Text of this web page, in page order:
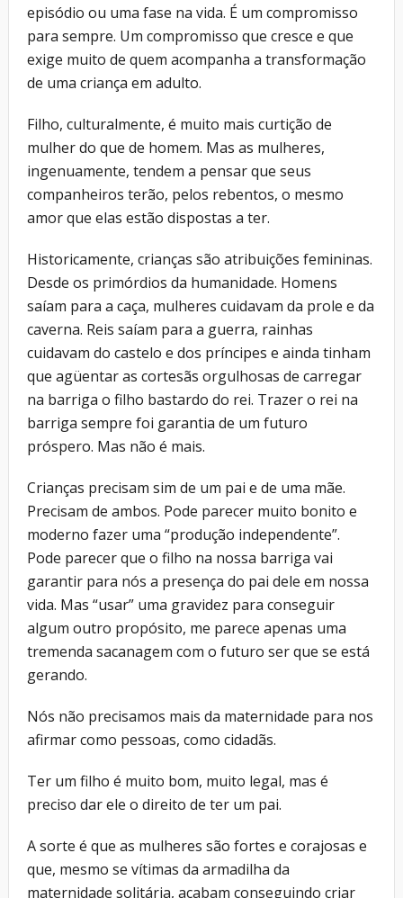
episódio ou uma fase na vida. É um compromisso
para sempre. Um compromisso que cresce e que
exige muito de quem acompanha a transformação
de uma criança em adulto.
Filho, culturalmente, é muito mais curtição de
mulher do que de homem. Mas as mulheres,
ingenuamente, tendem a pensar que seus
companheiros terão, pelos rebentos, o mesmo
amor que elas estão dispostas a ter.
Historicamente, crianças são atribuições femininas.
Desde os primórdios da humanidade. Homens
saíam para a caça, mulheres cuidavam da prole e da
caverna. Reis saíam para a guerra, rainhas
cuidavam do castelo e dos príncipes e ainda tinham
que agüentar as cortesãs orgulhosas de carregar
na barriga o filho bastardo do rei. Trazer o rei na
barriga sempre foi garantia de um futuro
próspero. Mas não é mais.
Crianças precisam sim de um pai e de uma mãe.
Precisam de ambos. Pode parecer muito bonito e
moderno fazer uma “produção independente”.
Pode parecer que o filho na nossa barriga vai
garantir para nós a presença do pai dele em nossa
vida. Mas “usar” uma gravidez para conseguir
algum outro propósito, me parece apenas uma
tremenda sacanagem com o futuro ser que se está
gerando.
Nós não precisamos mais da maternidade para nos
afirmar como pessoas, como cidadãs.
Ter um filho é muito bom, muito legal, mas é
preciso dar ele o direito de ter um pai.
A sorte é que as mulheres são fortes e corajosas e
que, mesmo se vítimas da armadilha da
maternidade solitária, acabam conseguindo criar